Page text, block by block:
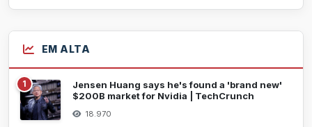
EM ALTA
1
Jensen Huang says he's found a 'brand new'
$200B market for Nvidia | TechCrunch
18.970